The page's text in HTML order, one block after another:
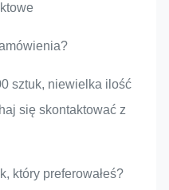
sztuk, niewielka ilość
się skontaktować z
który preferowałeś?